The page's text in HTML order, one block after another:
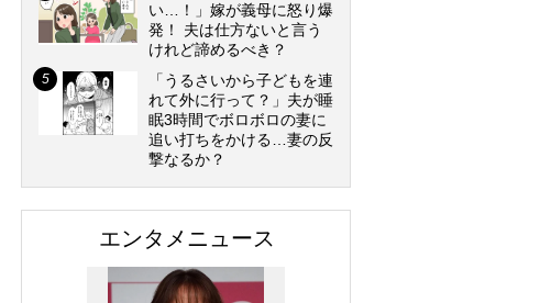
い…！」嫁が義母に怒り爆
発！ 夫は仕方ないと言う
けれど諦めるべき？
「うるさいから子どもを連
れて外に行って？」夫が睡
眠3時間でボロボロの妻に
追い打ちをかける…妻の反
撃なるか？
エンタメニュース